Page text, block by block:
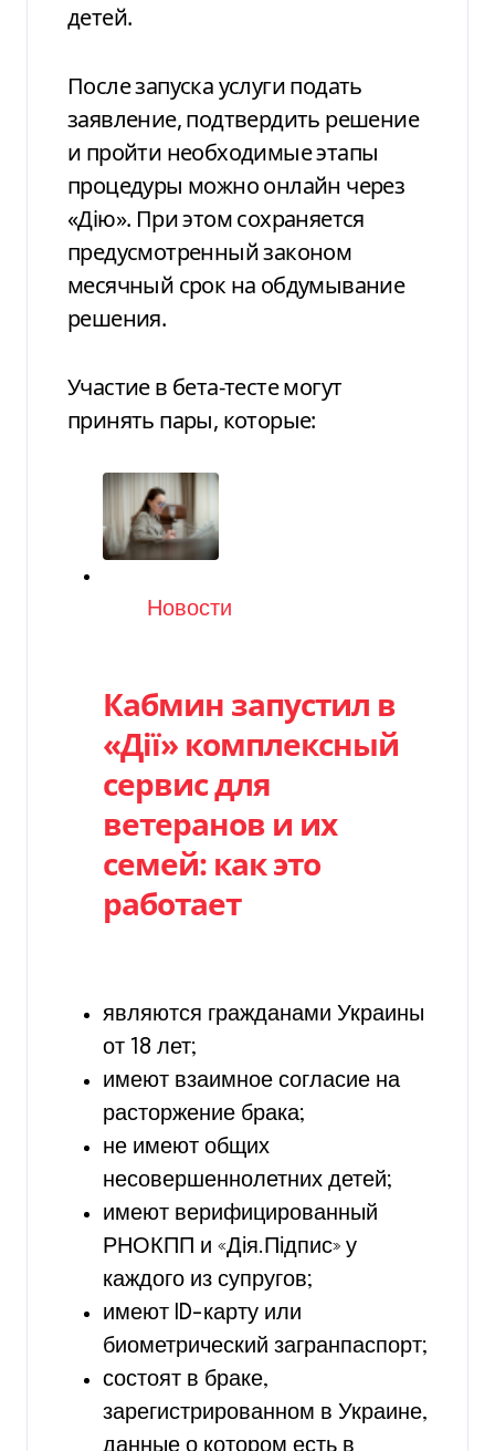
детей.
После запуска услуги подать
заявление, подтвердить решение
и пройти необходимые этапы
процедуры можно онлайн через
«Дію». При этом сохраняется
предусмотренный законом
месячный срок на обдумывание
решения.
Участие в бета-тесте могут
принять пары, которые:
Категория
Новости
Кабмин запустил в
«Дії» комплексный
сервис для
ветеранов и их
семей: как это
работает
являются гражданами Украины
от 18 лет;
имеют взаимное согласие на
расторжение брака;
не имеют общих
несовершеннолетних детей;
имеют верифицированный
РНОКПП и «Дія.Підпис» у
каждого из супругов;
имеют ID-карту или
биометрический загранпаспорт;
состоят в браке,
зарегистрированном в Украине,
данные о котором есть в